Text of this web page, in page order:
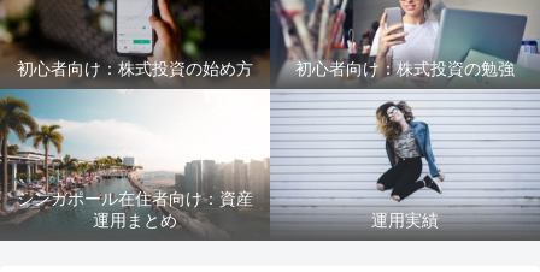
初心者向け：株式投資の始め方 初心者向け：株式投資の勉強
シンガポール在住者向け：資産
運用まとめ
運用実績